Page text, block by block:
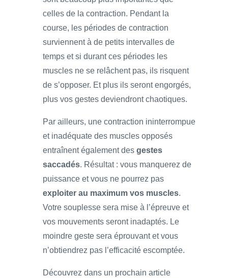
celles de la contraction. Pendant la
course, les périodes de contraction
surviennent à de petits intervalles de
temps et si durant ces périodes les
muscles ne se relâchent pas, ils risquent
de s’opposer. Et plus ils seront engorgés,
plus vos gestes deviendront chaotiques.
Par ailleurs, une contraction ininterrompue
et inadéquate des muscles opposés
entraînent également des gestes
saccadés. Résultat : vous manquerez de
puissance et vous ne pourrez pas
exploiter au maximum vos muscles.
Votre souplesse sera mise à l’épreuve et
vos mouvements seront inadaptés. Le
moindre geste sera éprouvant et vous
n’obtiendrez pas l’efficacité escomptée.
Découvrez dans un prochain article